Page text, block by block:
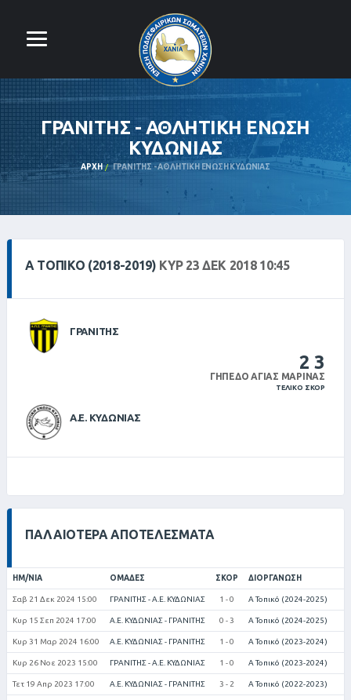
ΓΡΑΝΙΤΗΣ - ΑΘΛΗΤΙΚΗ ΕΝΩΣΗ
ΚΥΔΩΝΙΑΣ
ΑΡΧΉ ΓΡΑΝΙΤΗΣ - ΑΘΛΗΤΙΚΗ ΕΝΩΣΗ ΚΥΔΩΝΙΑΣ
Α ΤΟΠΙΚΌ (2018-2019) ΚΥΡ 23 ΔΕΚ 2018 10:45
ΓΡΑΝΙΤΗΣ
23
ΓΉΠΕΔΟ ΑΓΊΑΣ ΜΑΡΊΝΑΣ
ΤΕΛΙΚΌ ΣΚΟΡ
Α.Ε. ΚΥΔΩΝΙΑΣ
ΠΑΛΑΙΌΤΕΡΑ ΑΠΟΤΕΛΈΣΜΑΤΑ
ΗΜ/ΝΊΑ ΟΜΆΔΕΣ ΣΚΟΡ ΔΙΟΡΓΆΝΩΣΗ
Σαβ 21 Δεκ 2024 15:00 ΓΡΑΝΙΤΗΣ - Α.Ε. ΚΥΔΩΝΙΑΣ 1 - 0 Α Τοπικό (2024-2025)
Κυρ 15 Σεπ 2024 17:00 Α.Ε. ΚΥΔΩΝΙΑΣ - ΓΡΑΝΙΤΗΣ 0 - 3 Α Τοπικό (2024-2025)
Κυρ 31 Μαρ 2024 16:00 Α.Ε. ΚΥΔΩΝΙΑΣ - ΓΡΑΝΙΤΗΣ 1 - 0 Α Τοπικό (2023-2024)
Κυρ 26 Νοε 2023 15:00 ΓΡΑΝΙΤΗΣ - Α.Ε. ΚΥΔΩΝΙΑΣ 1 - 0 Α Τοπικό (2023-2024)
Τετ 19 Απρ 2023 17:00 Α.Ε. ΚΥΔΩΝΙΑΣ - ΓΡΑΝΙΤΗΣ 3 - 2 Α Τοπικό (2022-2023)